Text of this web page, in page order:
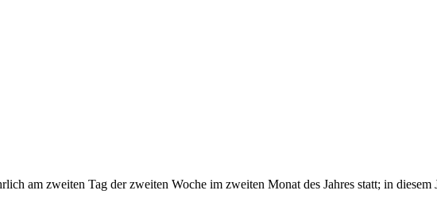
am zweiten Tag der zweiten Woche im zweiten Monat des Jahres statt; in diesem